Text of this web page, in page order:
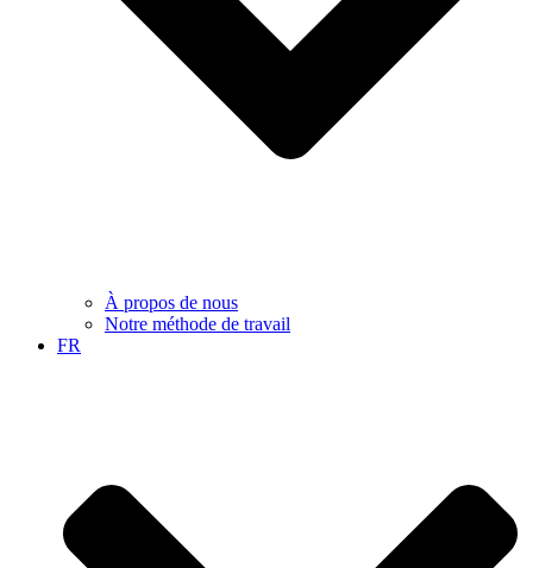
À propos de nous
Notre méthode de travail
FR